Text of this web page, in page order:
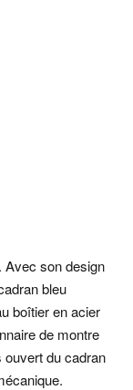
Avec son design
bleu
boîtier en acier
de montre
ouvert du cadran